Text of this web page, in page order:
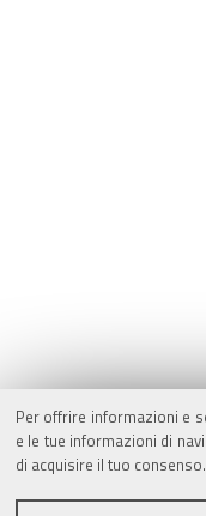
Per offrire informazioni e
e le tue informazioni di
di acquisire il tuo